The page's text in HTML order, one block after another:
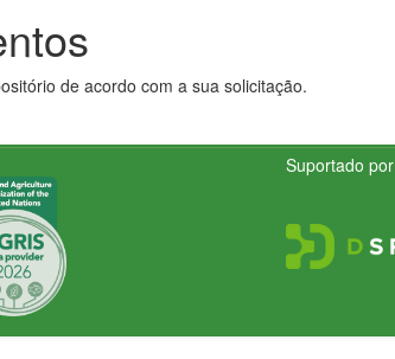
de acordo com a sua solicitação.
Suportado por